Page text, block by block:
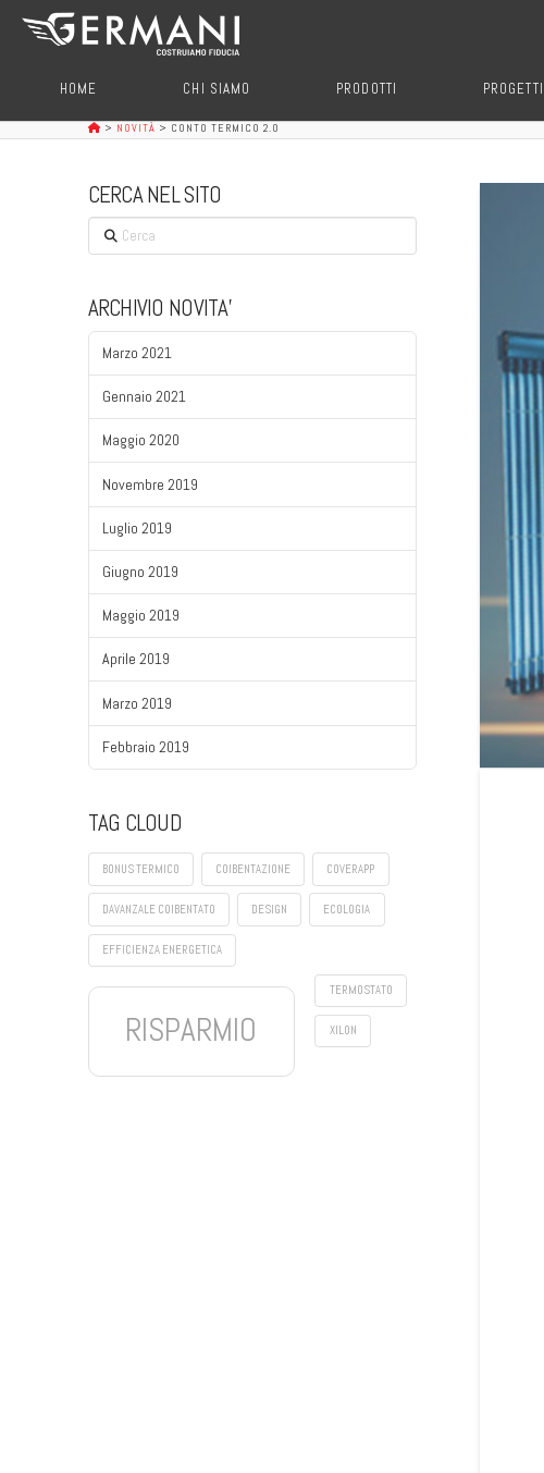
HOME CHI SIAMO PRODOTTI PROGETTI
> NOVITÀ > CONTO TERMICO 2.0
CERCA NEL SITO
Cerca
ARCHIVIO NOVITA’
Marzo 2021
Gennaio 2021
Maggio 2020
Novembre 2019
Luglio 2019
Giugno 2019
Maggio 2019
Aprile 2019
Marzo 2019
Febbraio 2019
TAG CLOUD
BONUS TERMICO COIBENTAZIONE COVERAPP
DAVANZALE COIBENTATO DESIGN ECOLOGIA
EFFICIENZA ENERGETICA
RISPARMIO
TERMOSTATO
XILON